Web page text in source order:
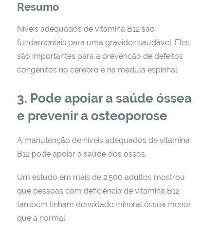
Resumo
Níveis adequados de vitamina B12 são
fundamentais para uma gravidez saudável. Eles
são importantes para a prevenção de defeitos
congênitos no cérebro e na medula espinhal.
3. Pode apoiar a saúde óssea
e prevenir a osteoporose
A manutenção de níveis adequados de vitamina
B12 pode apoiar a saúde dos ossos.
Um estudo em mais de 2.500 adultos mostrou
que pessoas com deficiência de vitamina B12
também tinham densidade mineral óssea menor
que a normal.